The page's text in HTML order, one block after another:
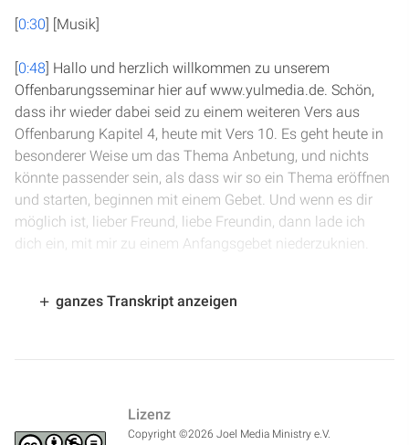
[0:30] [Musik]
[0:48] Hallo und herzlich willkommen zu unserem
Offenbarungsseminar hier auf www.yulmedia.de. Schön,
dass ihr wieder dabei seid zu einem weiteren Vers aus
Offenbarung Kapitel 4, heute mit Vers 10. Es geht heute in
besonderer Weise um das Thema Anbetung, und nichts
könnte passender sein, als dass wir so ein Thema eröffnen
und starten, beginnen mit einem Gebet. Und wenn es dir
möglich ist, lieber Freund, liebe Freundin, dann lade ich
dich ein, mit mir zu einem Anfangsgebet niederzuknien.
sagen, dass du auch in diesem neuen Jahr immer noch
möchtest. Wir möchten uns zu deinen Füßen setzen,
zuhören, was du uns sagen möchtest, und ich bitte dich,
ganzes Transkript anzeigen
Lizenz
Copyright ©2026 Joel Media Ministry e.V.